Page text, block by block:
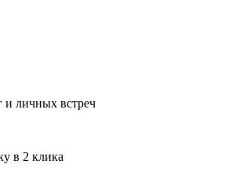
и личных встреч
в 2 клика